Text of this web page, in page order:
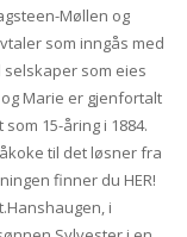
Møllen og
som inngås med
som eies
Marie er gjenfortalt
15-åring i 1884.
til det løsner fra
finner du HER!
i